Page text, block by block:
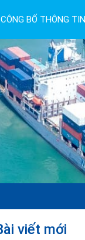
CÔNG BỐ THÔNG TIN
viết mới